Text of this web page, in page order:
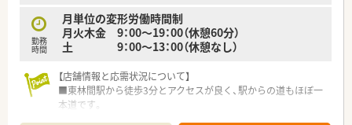
10日間を2回取ることも出来ます
■一般の調剤スキルだけではなく、OTCや物販などのノウハウを
身に付けられます
就くことも出来ます
勤務
時間
月単位の変形労働時間制
月火木金 9：00～19：00（休憩60分）
土 9：00～13：00（休憩なし）
【店舗情報と応需状況について】
■東林間駅から徒歩3分とアクセスが良く、駅からの道もほぼ一
本道です。